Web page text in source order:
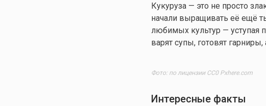
Кукуруза — это не просто
начали выращивать её ещё
любимых культур — уступая
варят супы, готовят
Фото: по лицензии CC0 Pxhere.com
Интересные факты